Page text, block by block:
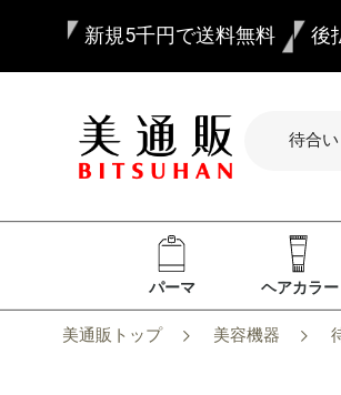
新規5千円で送料無料 後
パーマ ヘアカラー
美通販トップ 美容機器